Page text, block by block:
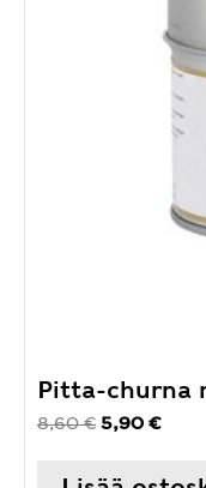
Pitta-churna
8,60€ Alkuperäinen
oli:
5,90 €
on: